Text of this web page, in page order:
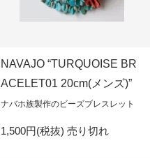
NAVAJO “TURQUOISE BR
ACELET01 20cm(メンズ)”
ナバホ族製作のビーズブレスレット
1,500円(税抜) 売り切れ